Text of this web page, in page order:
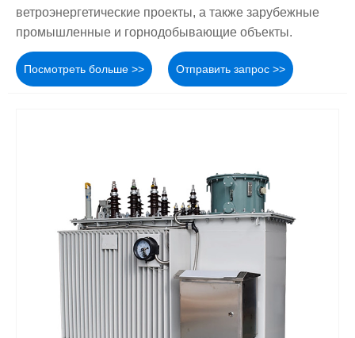
ветроэнергетические проекты, а также зарубежные
промышленные и горнодобывающие объекты.
Посмотреть больше >> Отправить запрос >>